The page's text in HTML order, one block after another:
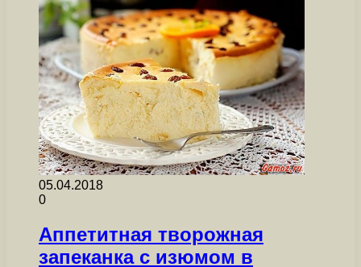
05.04.2018
0
Аппетитная творожная
запеканка с изюмом в